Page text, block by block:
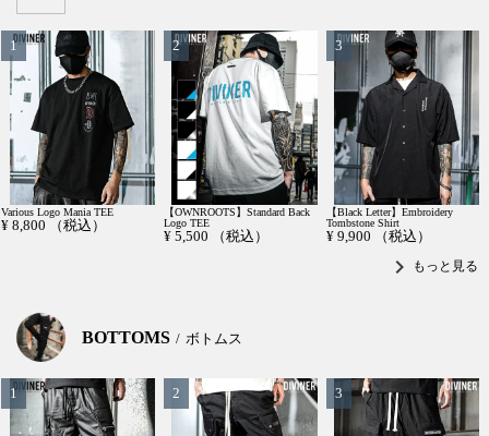
Various Logo Mania TEE
¥ 8,800 （税込）
【OWNROOTS】Standard Back
Logo TEE
¥ 5,500 （税込）
【Black Letter】Embroidery
Tombstone Shirt
¥ 9,900 （税込）
chevron_right もっと見る
BOTTOMS ボトムス